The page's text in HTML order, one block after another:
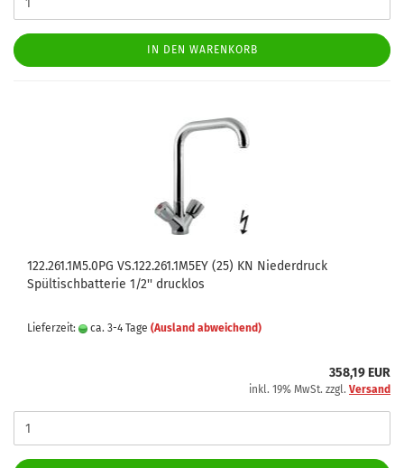
IN DEN WARENKORB
122.261.1M5.0PG VS.122.261.1M5EY (25) KN Niederdruck
Spültischbatterie 1/2'' drucklos
Lieferzeit: ca. 3-4 Tage (Ausland abweichend)
358,19 EUR
inkl. 19% MwSt. zzgl. Versand